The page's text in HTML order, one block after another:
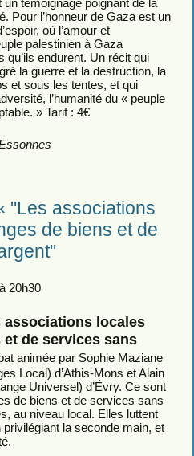
témoignage poignant de la
Pour l’honneur de Gaza est un
où l’amour et
palestinien à Gaza
endurent. Un récit qui
la guerre et la destruction, la
et sous les tentes, et qui
l’humanité du « peuple
» Tarif : 4€
"Les associations
de biens et de
20h30
associations locales
et de services sans
animée par Sophie Maziane
Local) d’Athis-Mons et Alain
Universel) d’Évry. Ce sont
de biens et de services sans
au niveau local. Elles luttent
la seconde main, et